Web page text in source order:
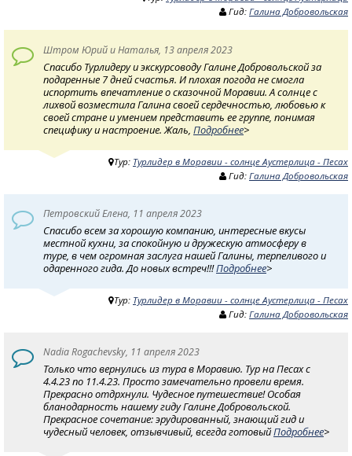
Гид: Галина Добровольская
Штром Юрий и Наталья, 13 апреля 2023
Спасибо Турлидеру и экскурсоводу Галине Добровольской за
подаренные 7 дней счастья. И плохая погода не смогла
испортить впечатление о сказочной Моравии. А солнце с
лихвой возместила Галина своей сердечностью, любовью к
своей стране и умением представить ее группе, понимая
специфику и настроение. Жаль, Подробнее>
Тур: Турлидер в Моравии - солнце Аустерлица - Песах
Гид: Галина Добровольская
Петровский Елена, 11 апреля 2023
Спасибо всем за хорошую компанию, интересные вкусы
местной кухни, за спокойную и дружескую атмосферу в
туре, в чем огромная заслуга нашей Галины, терпеливого и
одаренного гида. До новых встреч!!!Подробнее>
Тур: Турлидер в Моравии - солнце Аустерлица - Песах
Гид: Галина Добровольская
Nadia Rogachevsky, 11 апреля 2023
Только что вернулись из тура в Моравию. Тур на Песах с
4.4.23 по 11.4.23. Просто замечательно провели время.
Прекрасно отдрхнули. Чудесное путешествие! Особая
бланодарность нашему гиду Галине Добровольской.
Прекрасное сочетание: эрудированный, знающий гид и
чудесный человек, отзывчивый, всегда готовыйПодробнее>